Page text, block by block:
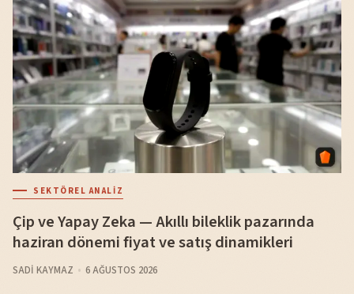
SEKTÖREL ANALIZ
Çip ve Yapay Zeka — Akıllı bileklik pazarında
haziran dönemi fiyat ve satış dinamikleri
SADI KAYMAZ 6 AĞUSTOS 2026